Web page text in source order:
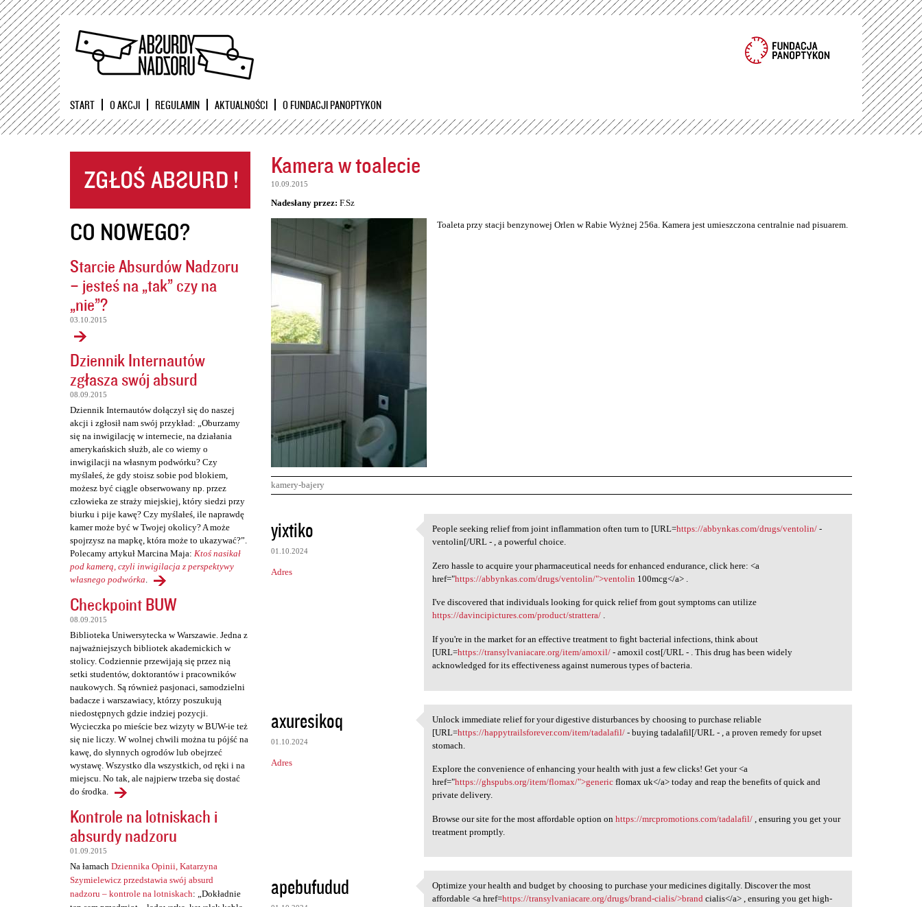
Przejdź
START O AKCJI REGULAMIN AKTUALNOŚCI O FUNDACJI PANOPTYKON
CO NOWEGO?
Starcie Absurdów Nadzoru
– jesteś na „tak” czy na
„nie”?
03.10.2015
Dziennik Internautów
zgłasza swój absurd
08.09.2015
Dziennik Internautów dołączył się do naszej
akcji i zgłosił nam swój przykład: „Oburzamy
się na inwigilację w internecie, na działania
amerykańskich służb, ale co wiemy o
inwigilacji na własnym podwórku? Czy
myślałeś, że gdy stoisz sobie pod blokiem,
możesz być ciągle obserwowany np. przez
człowieka ze straży miejskiej, który siedzi przy
biurku i pije kawę? Czy myślałeś, ile naprawdę
kamer może być w Twojej okolicy? A może
spojrzysz na mapkę, która może to ukazywać?”.
Polecamy artykuł Marcina Maja: Ktoś nasikał
pod kamerą, czyli inwigilacja z perspektywy
własnego podwórka.
Checkpoint BUW
08.09.2015
Biblioteka Uniwersytecka w Warszawie. Jedna z
najważniejszych bibliotek akademickich w
stolicy. Codziennie przewijają się przez nią
setki studentów, doktorantów i pracowników
naukowych. Są również pasjonaci, samodzielni
badacze i warszawiacy, którzy poszukują
niedostępnych gdzie indziej pozycji.
Wycieczka po mieście bez wizyty w BUW-ie też
się nie liczy. W wolnej chwili można tu pójść na
kawę, do słynnych ogrodów lub obejrzeć
wystawę. Wszystko dla wszystkich, od ręki i na
miejscu. No tak, ale najpierw trzeba się dostać
do środka.
Kontrole na lotniskach i
absurdy nadzoru
01.09.2015
Na łamach Dziennika Opinii, Katarzyna
Szymielewicz przedstawia swój absurd
nadzoru – kontrole na lotniskach: „Dokładnie
Kamera w toalecie
10.09.2015
Nadesłany przez: F.Sz
Toaleta przy stacji benzynowej Orlen w Rabie Wyżnej 256a. Kamera jest umieszczona centralnie nad pisuarem.
kamery-bajery
K
o
m
e
yixtiko
01.10.2024
Adres
People seeking relief from
People seeking relief from joint inflammation often turn to [URL=https://abbynkas.com/drugs/ventolin/ -
ventolin[/URL - , a powerful choice.
Zero hassle to acquire your pharmaceutical needs for enhanced endurance, click here: <a
href="https://abbynkas.com/drugs/ventolin/">ventolin 100mcg</a> .
I've discovered that individuals looking for quick relief from gout symptoms can utilize
https://davincipictures.com/product/strattera/ .
If you're in the market for an effective treatment to fight bacterial infections, think about
[URL=https://transylvaniacare.org/item/amoxil/ - amoxil cost[/URL - . This drug has been widely
acknowledged for its effectiveness against numerous types of bacteria.
axuresikoq
01.10.2024
Adres
Unlock immediate relief for
Unlock immediate relief for your digestive disturbances by choosing to purchase reliable
[URL=https://happytrailsforever.com/item/tadalafil/ - buying tadalafil[/URL - , a proven remedy for upset
stomach.
Explore the convenience of enhancing your health with just a few clicks! Get your <a
href="https://ghspubs.org/item/flomax/">generic flomax uk</a> today and reap the benefits of quick and
private delivery.
Browse our site for the most affordable option onhttps://mrcpromotions.com/tadalafil/ , ensuring you get your
treatment promptly.
apebufudud Optimize your health and
Optimize your health and budget by choosing to purchase your medicines digitally. Discover the most
affordable <a href=https://transylvaniacare.org/drugs/brand-cialis/>brand cialis</a> , ensuring you get high-